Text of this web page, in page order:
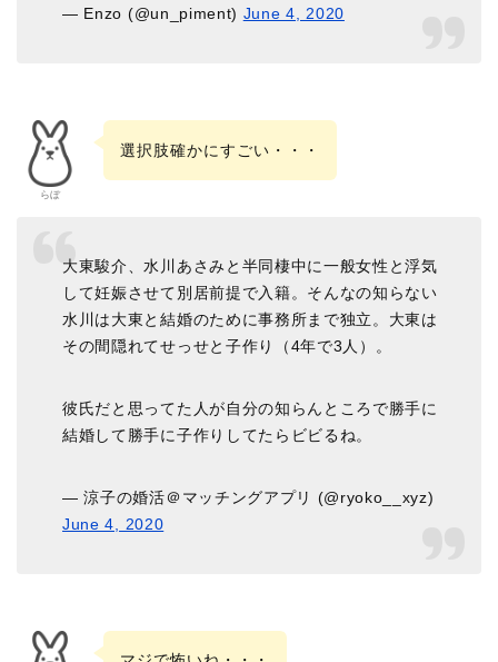
— Enzo (@un_piment) June 4, 2020
らぼ
選択肢確かにすごい・・・
大東駿介、水川あさみと半同棲中に一般女性と浮気
して妊娠させて別居前提で入籍。そんなの知らない
水川は大東と結婚のために事務所まで独立。大東は
その間隠れてせっせと子作り（4年で3人）。
彼氏だと思ってた人が自分の知らんところで勝手に
結婚して勝手に子作りしてたらビビるね。
— 涼子の婚活＠マッチングアプリ (@ryoko__xyz)
June 4, 2020